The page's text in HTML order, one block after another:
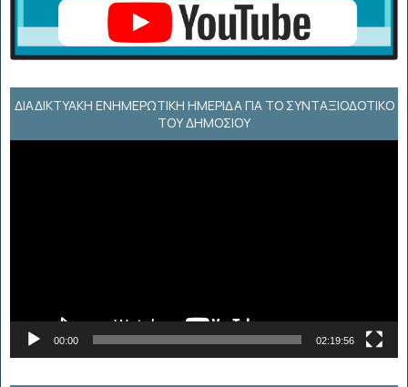
ΔΙΑΔΙΚΤΥΑΚΉ ΕΝΗΜΕΡΩΤΙΚΉ ΗΜΕΡΊΔΑ ΓΙΑ ΤΟ ΣΥΝΤΑΞΙΟΔΟΤΙΚΌ
ΤΟΥ ΔΗΜΟΣΊΟΥ
00:00 02:19:56